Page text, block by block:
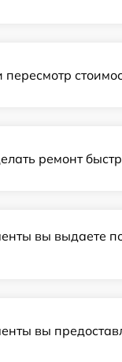
ремонт
вы выдаете
вы